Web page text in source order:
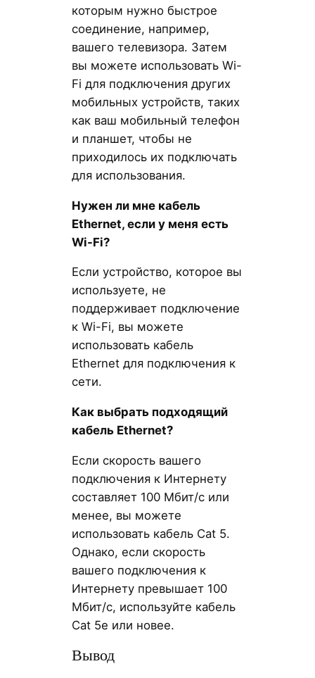
которым нужно быстрое
соединение, например,
вашего телевизора. Затем
вы можете использовать Wi-
Fi для подключения других
мобильных устройств, таких
как ваш мобильный телефон
и планшет, чтобы не
приходилось их подключать
для использования.
Нужен ли мне кабель
Ethernet, если у меня есть
Wi-Fi?
Если устройство, которое вы
используете, не
поддерживает подключение
к Wi-Fi, вы можете
использовать кабель
Ethernet для подключения к
сети.
Как выбрать подходящий
кабель Ethernet?
Если скорость вашего
подключения к Интернету
составляет 100 Мбит/с или
менее, вы можете
использовать кабель Cat 5.
Однако, если скорость
вашего подключения к
Интернету превышает 100
Мбит/с, используйте кабель
Cat 5e или новее.
Вывод